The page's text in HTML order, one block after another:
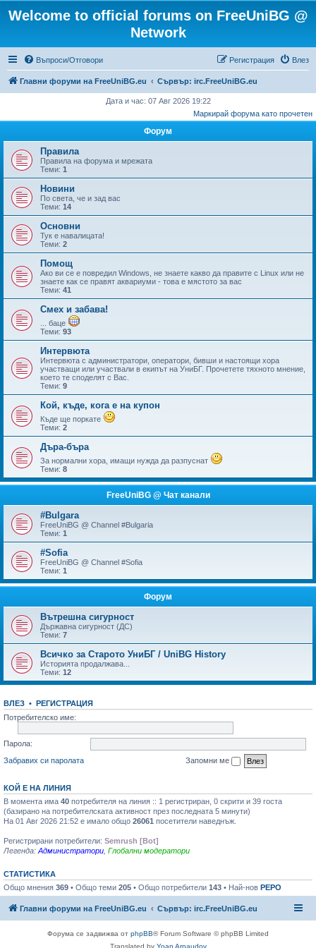
Welcome to official forums on FreeUniBG @
Network
Въпроси/Отговори Влез
Регистрация
Главни форуми на FreeUniBG.eu Сървър: irc.FreeUniBG.eu
Дата и час: 07 Авг 2026 19:22
Маркирай форума като прочетен
Форум
Правила
Правила на форума и мрежата
Теми: 1
Новини
По света, че и зад вас
Теми: 14
Основни
Тук е навалицата!
Теми: 2
Помощ
Ако ви се е повредил Windows, не знаете какво да правите с Linux или не
знаете как се правят аквариуми - това е мястото за вас
Теми: 41
Смех и забава!
... баце
Теми: 93
Интервюта
Интервюта с администратори, оператори, бивши и настоящи хора
участващи или участвали в екипът на УниБГ. Прочетете тяхното мнение,
което те споделят с Вас.
Теми: 9
Кой, къде, кога е на купон
Къде ще поркате
Теми: 2
Дъра-бъра
За нормални хора, имащи нужда да разпуснат
Теми: 8
FreeUniBG @ Чат канали
#Bulgara
FreeUniBG @ Channel #Bulgaria
Теми: 1
#Sofia
FreeUniBG @ Channel #Sofia
Теми: 1
Форум
Вътрешна сигурност
Държавна сигурност (ДС)
Теми: 7
Всичко за Старото УниБГ / UniBG History
Историята продалжава...
Теми: 12
ВЛЕЗ • РЕГИСТРАЦИЯ
Потребителско име:
Парола:
Забравих си паролата
Запомни ме
КОЙ Е НА ЛИНИЯ
В момента има 40 потребителя на линия :: 1 регистриран, 0 скрити и 39 госта
(базирано на потребителската активност през последната 5 минути)
На 01 Авг 2026 21:52 е имало общо 26061 посетители наведнъж.
Регистрирани потребители: Semrush [Bot]
Легенда: Администратори Глобални модератори
СТАТИСТИКА
Общо мнения 369 • Общо теми 205 • Общо потребители 143 • Най-нов PEPO
Главни форуми на FreeUniBG.eu Сървър: irc.FreeUniBG.eu
Форума се задвижва от phpBB® Forum Software © phpBB Limited
Translated by Yoan Arnaudov